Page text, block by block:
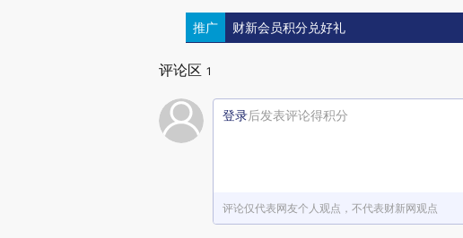
推广 财新会员积分兑好礼
评论区 1
登录后发表评论得积分
评论仅代表网友个人观点，不代表财新网观点